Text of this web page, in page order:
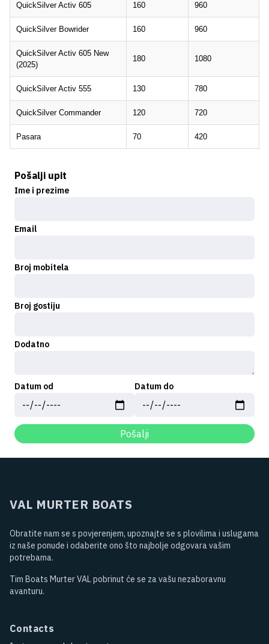
QuickSilver Activ 605 160 960
QuickSilver Bowrider 160 960
QuickSilver Activ 605 New
(2025)
180 1080
QuickSilver Activ 555 130 780
QuickSilver Commander 120 720
Pasara 70 420
Pošalji upit
Ime i prezime
Email
Broj mobitela
Broj gostiju
Dodatno
Datum od Datum do
Pošalji
VAL MURTER BOATS
Obratite nam se s povjerenjem, upoznajte se s plovilima i uslugama
iz naše ponude i odaberite ono što najbolje odgovara vašim
potrebama.
Tim Boats Murter VAL pobrinut će se za vašu nezaboravnu
avanturu.
Contacts